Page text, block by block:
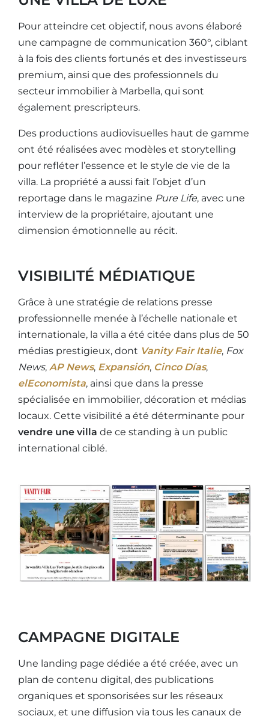
Pour atteindre cet objectif, nous avons élaboré
une campagne de communication 360°, ciblant
à la fois des clients fortunés et des investisseurs
premium, ainsi que des professionnels du
secteur immobilier à Marbella, qui sont
également prescripteurs.
Des productions audiovisuelles haut de gamme
ont été réalisées avec modèles et storytelling
pour refléter l’essence et le style de vie de la
villa. La propriété a aussi fait l’objet d’un
reportage dans le magazine Pure Life, avec une
interview de la propriétaire, ajoutant une
dimension émotionnelle au récit.
VISIBILITÉ MÉDIATIQUE
Grâce à une stratégie de relations presse
professionnelle menée à l’échelle nationale et
internationale, la villa a été citée dans plus de 50
médias prestigieux, dont Vanity Fair Italie, Fox
News, AP News, Expansión, Cinco Días,
elEconomista, ainsi que dans la presse
spécialisée en immobilier, décoration et médias
locaux. Cette visibilité a été déterminante pour
vendre une villa de ce standing à un public
international ciblé.
CAMPAGNE DIGITALE
Une landing page dédiée a été créée, avec un
plan de contenu digital, des publications
organiques et sponsorisées sur les réseaux
sociaux, et une diffusion via tous les canaux de